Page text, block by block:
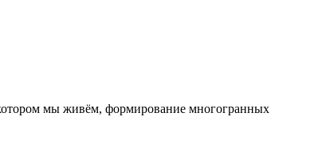
мы живём, формирование многогранных